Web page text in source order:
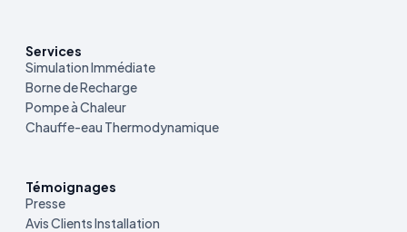
Services
Simulation Immédiate
Borne de Recharge
Pompe à Chaleur
Chauffe-eau Thermodynamique
Témoignages
Presse
Avis Clients Installation